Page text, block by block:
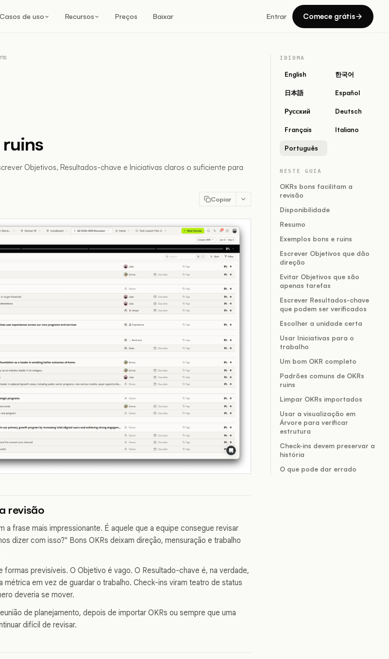
Casos de uso Recursos Preços Baixar Entrar Comece grátis
ruins
Objetivos, Resultados-chave e Iniciativas claros o suficiente para
Copiar
revisão
a frase mais impressionante. É aquele que a equipe consegue revisar
dizer com isso?" Bons OKRs deixam direção, mensuração e trabalho
formas previsíveis. O Objetivo é vago. O Resultado-chave é, na verdade,
métrica em vez de guardar o trabalho. Check-ins viram teatro de status
deveria se mover.
de planejamento, depois de importar OKRs ou sempre que uma
difícil de revisar.
IDIOMA
English 한국어
日本語 Español
Русский Deutsch
Français Italiano
Português
NESTE GUIA
OKRs bons facilitam a
revisão
Disponibilidade
Resumo
Exemplos bons e ruins
Escrever Objetivos que dão
direção
Evitar Objetivos que são
apenas tarefas
Escrever Resultados-chave
que podem ser verificados
Escolher a unidade certa
Usar Iniciativas para o
trabalho
Um bom OKR completo
Padrões comuns de OKRs
ruins
Limpar OKRs importados
Usar a visualização em
Árvore para verificar
estrutura
Check-ins devem preservar a
história
O que pode dar errado